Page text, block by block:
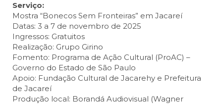
Serviço:
Mostra “Bonecos Sem Fronteiras” em Jacareí
Datas: 3 a 7 de novembro de 2025
Ingressos: Gratuitos
Realização: Grupo Girino
Fomento: Programa de Ação Cultural (ProAC) –
Governo do Estado de São Paulo
Apoio: Fundação Cultural de Jacarehy e Prefeitura
de Jacareí
Produção local: Borandá Audiovisual (Wagner